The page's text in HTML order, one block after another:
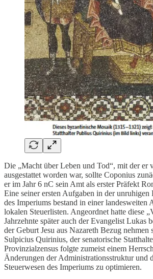
Die „Macht über Leben und Tod“, mit der er
ausgestattet worden war, sollte Coponius
er im Jahr 6 nC sein Amt als erster Präfekt
Eine seiner ersten Aufgaben in der unruhigen
des Imperiums bestand in einer landesweiten
lokalen Steuerlisten. Angeordnet hatte diese
Jahrzehnte später auch der Evangelist Lukas
der Geburt Jesu aus Nazareth Bezug nehmen
Sulpicius Quirinius, der senatorische
Provinzialzensus folgte zumeist einem
Änderungen der Administrationsstruktur und
Steuerwesen des Imperiums zu optimieren.